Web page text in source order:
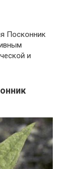
Посконник
и